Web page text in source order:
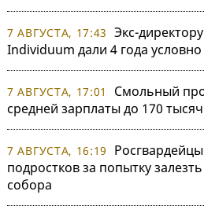
7 АВГУСТА, 17:43 Экс-
Individuum дали 4 года условно
7 АВГУСТА, 17:01
Смольный
средней зарплаты до 170
7 АВГУСТА, 16:19
подростков за попытку
собора